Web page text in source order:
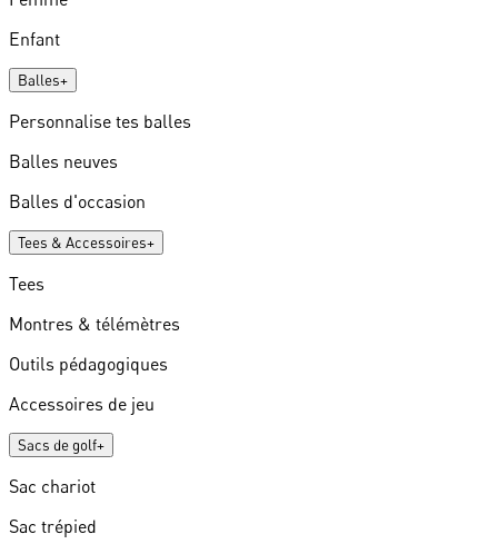
Enfant
Balles+
Personnalise tes balles
Balles neuves
Balles d'occasion
Tees & Accessoires+
Tees
Montres & télémètres
Outils pédagogiques
Accessoires de jeu
Sacs de golf+
Sac chariot
Sac trépied